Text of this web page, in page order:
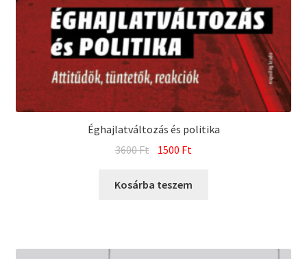
Éghajlatváltozás és politika
3600Ft Original
was:
1500 Ft
is:
Kosárba teszem